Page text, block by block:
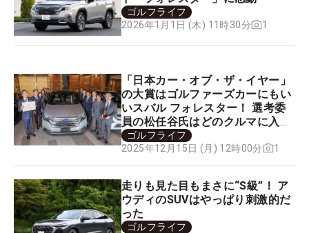
ゴルフライフ
2026年1月1日 (木) 11時30分
1
「日本カー・オブ・ザ・イヤー」
の大賞はゴルファーズカーにもい
いスバル フォレスター！ 選考委
員の松任谷氏はどのクルマに入れ
た!?
ゴルフライフ
2025年12月15日 (月) 12時00分
1
走りも見た目もまさに“S級”！ ア
ウディのSUVはやっぱり刺激的だ
った
ゴルフライフ